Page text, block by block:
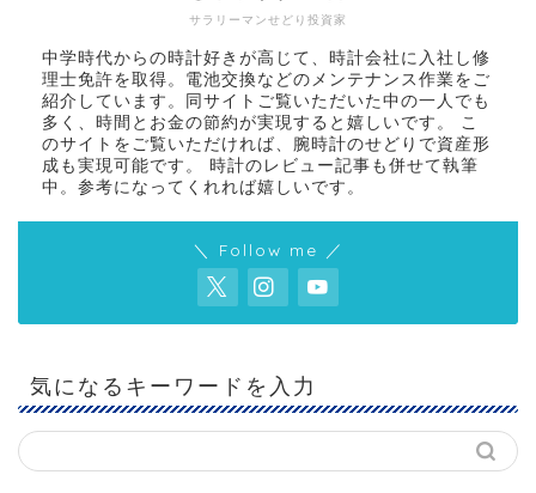
サラリーマンせどり投資家
中学時代からの時計好きが高じて、時計会社に入社し修
理士免許を取得。電池交換などのメンテナンス作業をご
紹介しています。同サイトご覧いただいた中の一人でも
多く、時間とお金の節約が実現すると嬉しいです。 こ
のサイトをご覧いただければ、腕時計のせどりで資産形
成も実現可能です。 時計のレビュー記事も併せて執筆
中。参考になってくれれば嬉しいです。
＼ Follow me ／
気になるキーワードを入力